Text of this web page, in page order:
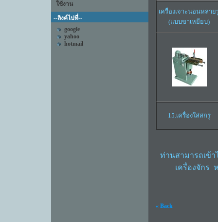
ใช้งาน
--ลิงค์ไปที่--
google
yahoo
hotmail
เครื่องเจาะนอนหลาย
(แบบขาเหยียบ)
15.เครื่องใส่สกรู
ท่านสามารถเข้า
เครื่องจักร
« Back